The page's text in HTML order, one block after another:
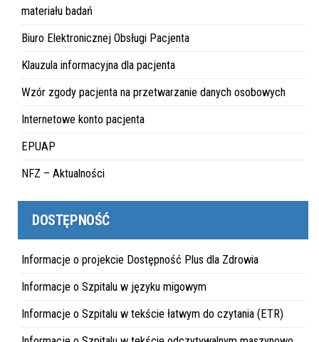
materiału badań
Biuro Elektronicznej Obsługi Pacjenta
Klauzula informacyjna dla pacjenta
Wzór zgody pacjenta na przetwarzanie danych osobowych
Internetowe konto pacjenta
EPUAP
NFZ – Aktualności
DOSTĘPNOŚĆ
Informacje o projekcie Dostępność Plus dla Zdrowia
Informacje o Szpitalu w języku migowym
Informacje o Szpitalu w tekście łatwym do czytania (ETR)